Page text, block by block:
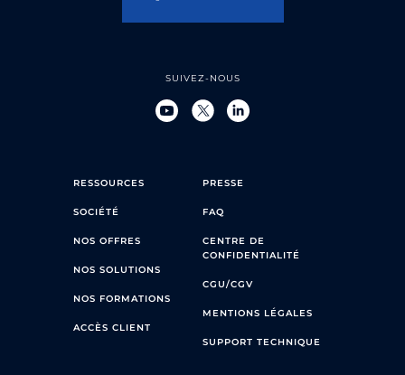
SUIVEZ-NOUS
RESSOURCES
SOCIÉTÉ
NOS OFFRES
NOS SOLUTIONS
NOS FORMATIONS
ACCÈS CLIENT
PRESSE
FAQ
CENTRE DE
CONFIDENTIALITÉ
CGU/CGV
MENTIONS LÉGALES
SUPPORT TECHNIQUE